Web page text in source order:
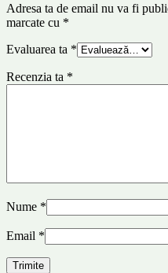
Adresa ta de email nu va fi
marcate cu *
Evaluarea ta *
Recenzia ta *
Nume *
Email *